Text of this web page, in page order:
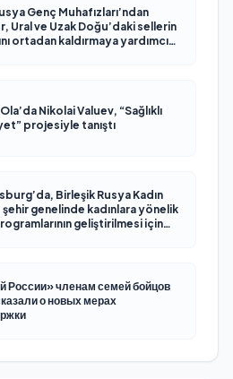
Genç Muhafızları’ndan
Ural ve Uzak Doğu’daki sellerin
ortadan kaldırmaya yardımcı
Nikolai Valuev, “Sağlıklı
projesiyle tanıştı
Birleşik Rusya Kadın
genelinde kadınlara yönelik
geliştirilmesi için
России» членам семей бойцов
о новых мерах